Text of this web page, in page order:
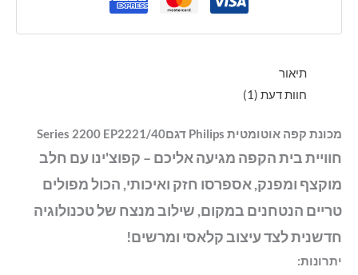
תיאור
חוות דעת (1)
מכונת קפה אוטומטית Philips דגםSeries 2200 EP2221/40
חוויית בית הקפה מגיעה אליכם – קפוצ'ינו עם חלב
מוקצף ומפנק, אספרסו חזק ואיכותי, הכול מפולים
טריים הנטחנים במקום, שילוב מנצח של טכנולוגיה
חדשנית לצד עיצוב קלאסי ומרשים!
יתרונות: